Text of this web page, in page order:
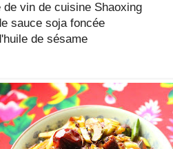
de vin de cuisine Shaoxing
sauce soja foncée
de sésame